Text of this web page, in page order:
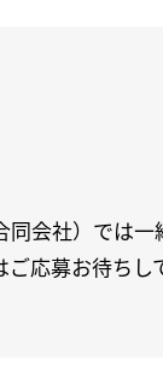
同会社）では
ご応募お待ち